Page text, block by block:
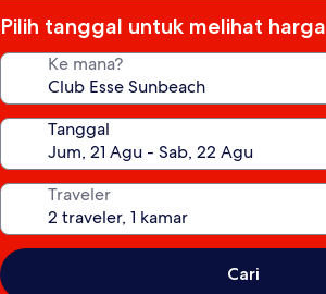
Pilih tanggal untuk melihat harga
Ke mana?
Tanggal
Traveler
Cari